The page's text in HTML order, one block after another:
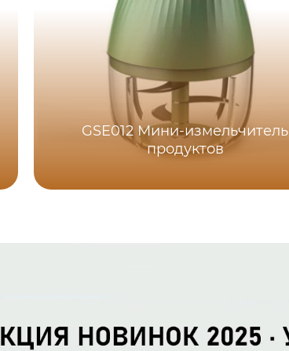
GSE012 Мини-измельчитель
продуктов